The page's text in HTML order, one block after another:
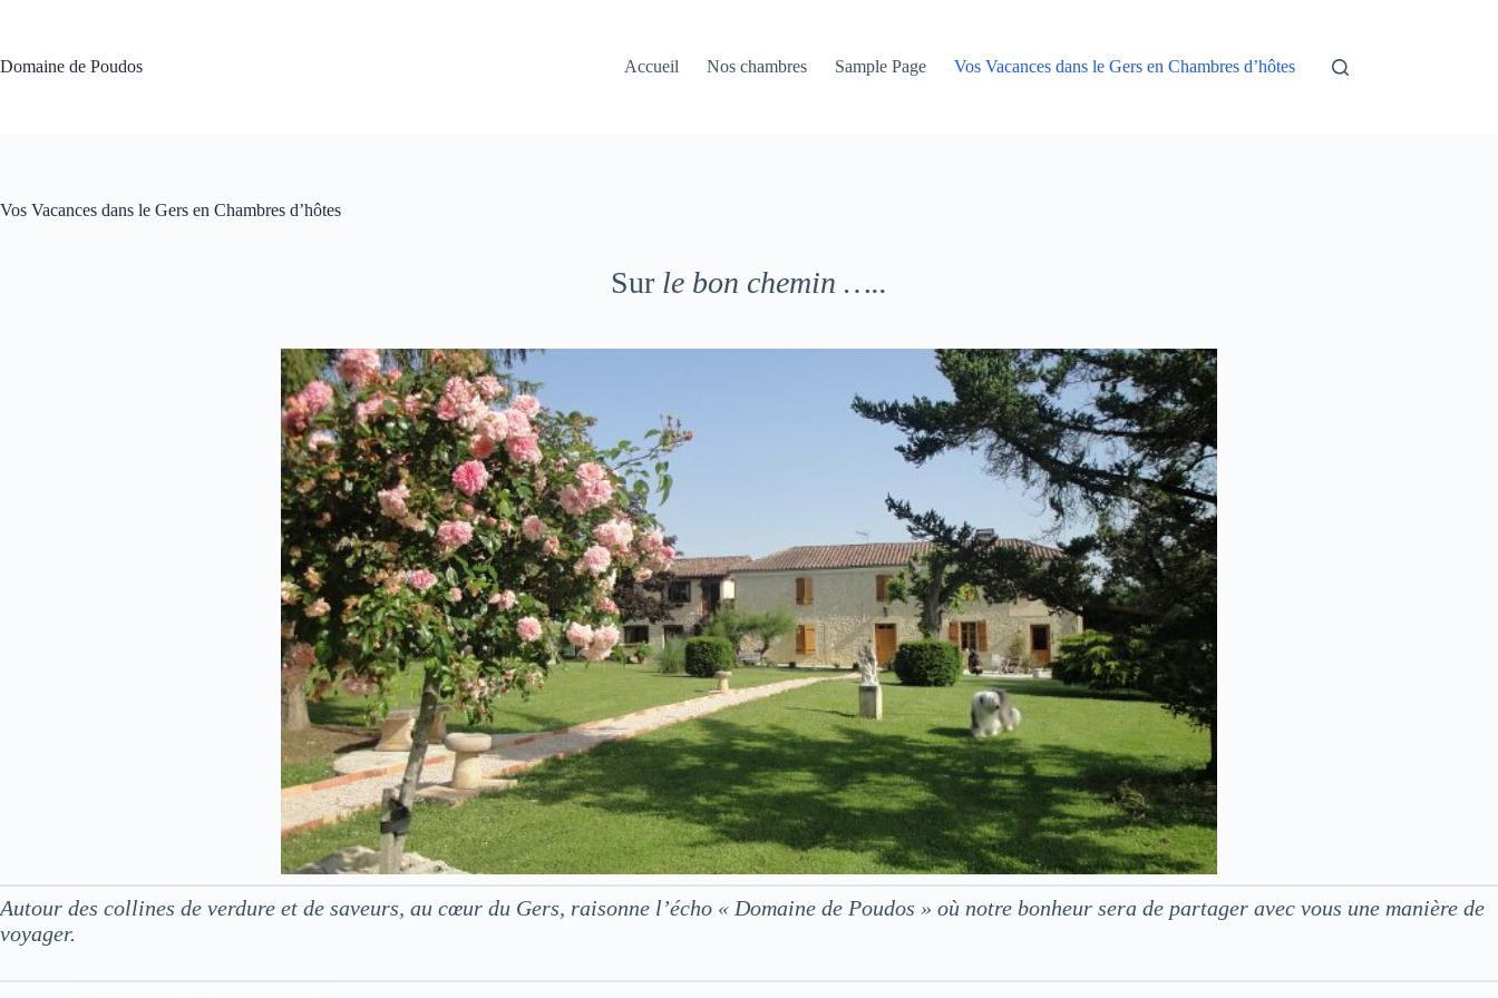
Domaine de Poudos
Accueil Nos chambres Sample Page Vos Vacances dans le Gers en Chambres d’hôtes
Vos Vacances dans le Gers en Chambres d’hôtes
Sur le bon chemin …..
Autour des collines de verdure et de saveurs, au cœur du Gers, raisonne l’écho « Domaine de Poudos » où notre bonheur sera de partager avec vous une manière de
voyager.